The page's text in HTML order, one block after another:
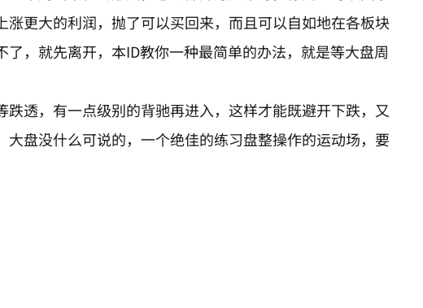
更大的利润，抛了可以买回来，而且可以自如地在各板块
，就先离开，本ID教你一种最简单的办法，就是等大盘周
透，有一点级别的背驰再进入，这样才能既避开下跌，又
盘没什么可说的，一个绝佳的练习盘整操作的运动场，要